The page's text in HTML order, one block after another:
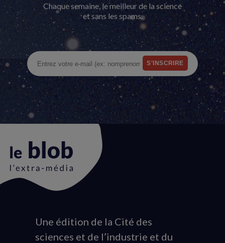
Chaque semaine, le meilleur de la science
et sans les spams.
Animation
du
Une édition de la Cité des
sciences et de l’industrie et du